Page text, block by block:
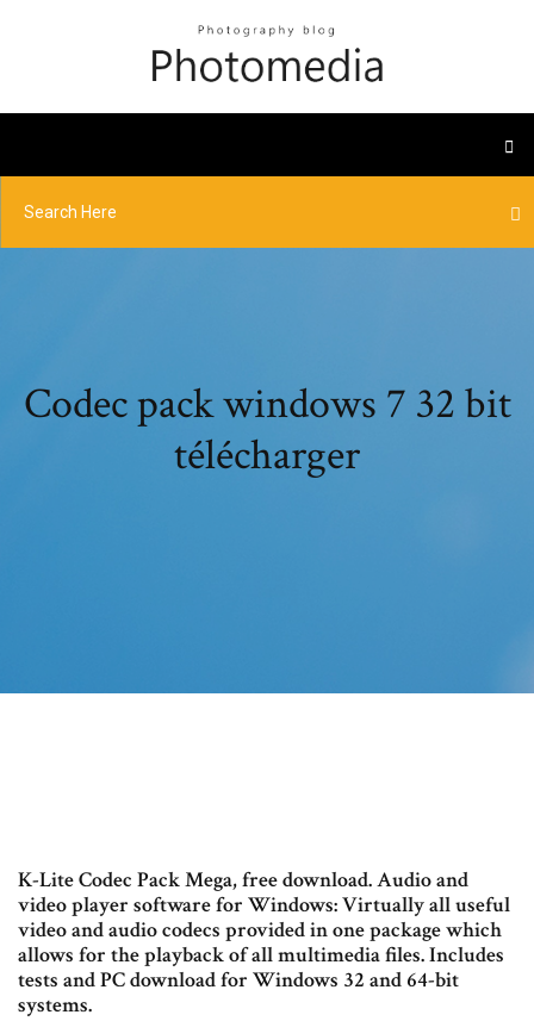
Codec pack windows 7 32 bit
télécharger
K-Lite Codec Pack Mega, free download. Audio and
video player software for Windows: Virtually all useful
video and audio codecs provided in one package which
allows for the playback of all multimedia files. Includes
tests and PC download for Windows 32 and 64-bit
systems.